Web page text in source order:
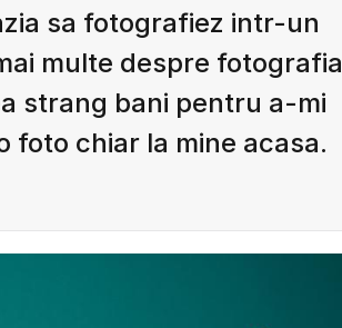
sa fotografiez intr-un
multe despre fotografia
strang bani pentru a-mi
foto chiar la mine acasa.